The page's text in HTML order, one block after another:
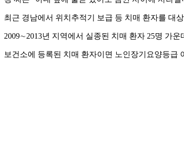
최근 경남에서 위치추적기 보급 등 치매 환자를 대
2009∼2013년 지역에서 실종된 치매 환자 25명 가
보건소에 등록된 치매 환자이면 노인장기요양등급